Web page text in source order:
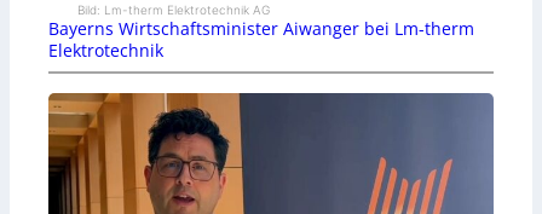
Bild: Lm-therm Elektrotechnik AG
Bayerns Wirtschaftsminister Aiwanger bei Lm-therm
Elektrotechnik